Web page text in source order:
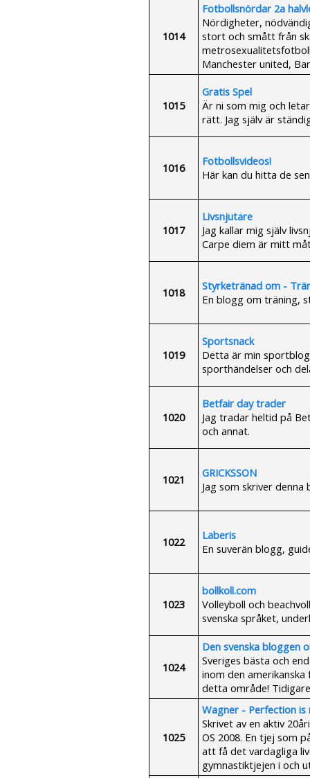
1014
Fotbollsnördar 2a
Nördigheter,
stort och smått från
Manchester united,
1015
Gratis Spel
Är ni som mig och
rätt. Jag själv är
1016
Fotbollsvideos!
Här kan du hitta de
1017
Livsnjutare
Jag kallar mig själv
Carpe diem är mitt
1018
Styrketränad om -
En blogg om träning,
1019
Sportsnack
Detta är min
sporthändelser och
1020
Betfair day trader
Jag tradar heltid på
och annat.
1021
GRICKSSON
Jag som skriver
1022
Laberis
En suverän blogg,
1023
bollkoll.com
Volleyboll och
svenska språket,
1024
Den svenska bloggen
Sveriges bästa och
inom den
detta område!
1025
Wagner - Perfection is
Skrivet av en aktiv
OS 2008. En tjej som
att få det vardagliga
gymnastiktjejen i och